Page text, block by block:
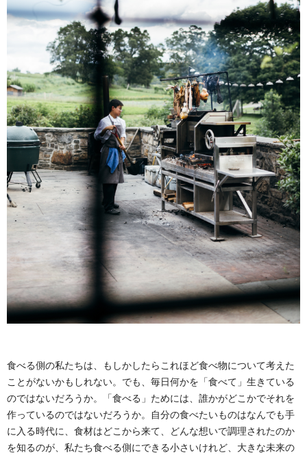
食べる側の私たちは、もしかしたらこれほど食べ物について考えた
ことがないかもしれない。でも、毎日何かを「食べて」生きている
のではないだろうか。「食べる」ためには、誰かがどこかでそれを
作っているのではないだろうか。自分の食べたいものはなんでも手
に入る時代に、食材はどこから来て、どんな想いで調理されたのか
を知るのが、私たち食べる側にできる小さいけれど、大きな未来の